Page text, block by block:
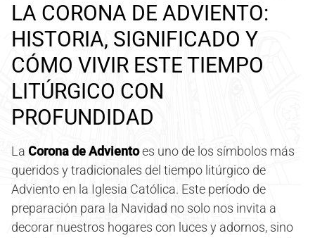
LA CORONA DE ADVIENTO:
HISTORIA, SIGNIFICADO Y
CÓMO VIVIR ESTE TIEMPO
LITÚRGICO CON
PROFUNDIDAD
La Corona de Advientoes uno de los símbolos más
queridos y tradicionales del tiempo litúrgico de
Adviento en la Iglesia Católica. Este período de
preparación para la Navidad no solo nos invita a
decorar nuestros hogares con luces y adornos, sino